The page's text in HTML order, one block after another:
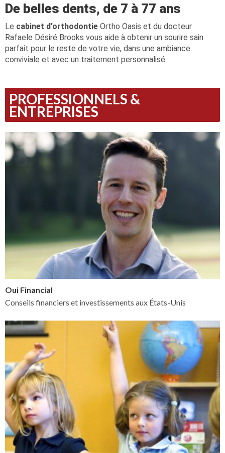
De belles dents, de 7 à 77 ans
Le cabinet d’orthodontie Ortho Oasis et du docteur
Rafaele Désiré Brooks vous aide à obtenir un sourire sain
parfait pour le reste de votre vie, dans une ambiance
conviviale et avec un traitement personnalisé.
PROFESSIONNELS &
ENTREPRISES
Oui Financial
Conseils financiers et investissements aux États-Unis